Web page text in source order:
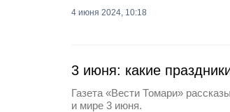
4 июня 2024, 10:18
3 июня: какие
Газета «Вести Томари»
и мире 3 июня.